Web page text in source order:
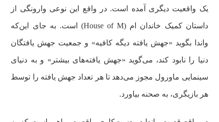
یک واقعیت دیگری آمده است. در واقع این نوعی وارونگی از
داستان کمیک خاندان ام (House of M) است. به جای این‌که
واندا بگوید «جهش یافته دیگه کافیه» و جمعیت جهش یافتگان
دنیا را نابود کند، می‌گوید «جهش یافته‌های بیشتر» و به دنیای
سینمایی ماورول مجوز می‌دهد تا هر تعداد جهش یافته را توسط
هر بازیگری، به صحنه بیاورد.